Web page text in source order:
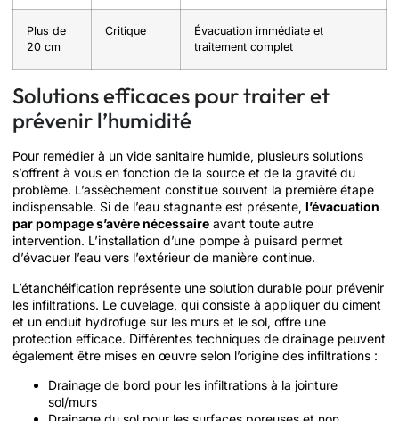
Plus de
20 cm
Critique
Évacuation immédiate et
traitement complet
Solutions efficaces pour traiter et
prévenir l’humidité
Pour remédier à un vide sanitaire humide, plusieurs solutions
s’offrent à vous en fonction de la source et de la gravité du
problème. L’assèchement constitue souvent la première étape
indispensable. Si de l’eau stagnante est présente, l’évacuation
par pompage s’avère nécessaire avant toute autre
intervention. L’installation d’une pompe à puisard permet
d’évacuer l’eau vers l’extérieur de manière continue.
L’étanchéification représente une solution durable pour prévenir
les infiltrations. Le cuvelage, qui consiste à appliquer du ciment
et un enduit hydrofuge sur les murs et le sol, offre une
protection efficace. Différentes techniques de drainage peuvent
également être mises en œuvre selon l’origine des infiltrations :
Drainage de bord pour les infiltrations à la jointure
sol/murs